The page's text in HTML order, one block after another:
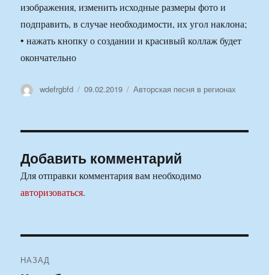
изображения, изменить исходные размеры фото и
подправить, в случае необходимости, их угол наклона;
• нажать кнопку о создании и красивый коллаж будет
окончательно
Автор
wdefrgbfd Опубликовано
09.02.2019 Рубрики
Авторская песня в регионах
Добавить комментарий
Для отправки комментария вам необходимо
авторизоваться.
НАЗАД